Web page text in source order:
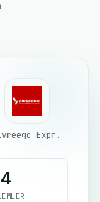
Livreego Expresse
4